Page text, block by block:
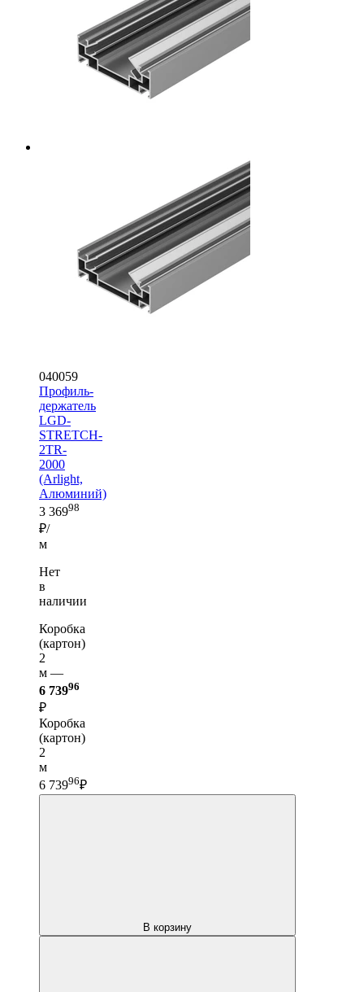
040059
Профиль-
держатель
LGD-
STRETCH-
2TR-
2000
(Arlight,
Алюминий)
3 36998
₽/
м
Нет
в
наличии
Коробка
(картон)
2
м —
6 73996
₽
Коробка
(картон)
2
м
6 73996₽
В корзину